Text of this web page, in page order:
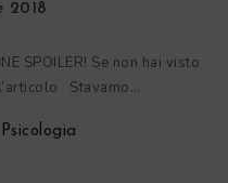
2018
SPOILER! Se non hai visto
Stavamo…